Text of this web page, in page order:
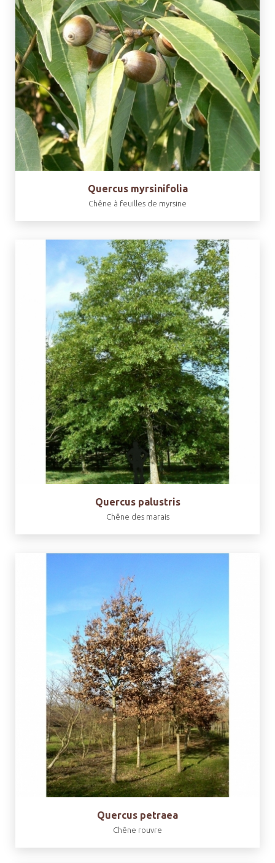
Quercus myrsinifolia
Chêne à feuilles de myrsine
Quercus palustris
Chêne des marais
Quercus petraea
Chêne rouvre